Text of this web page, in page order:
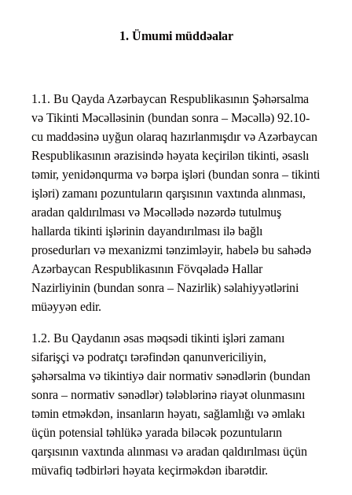
1. Ümumi müddəalar
1.1. Bu Qayda Azərbaycan Respublikasının Şəhərsalma
və Tikinti Məcəlləsinin (bundan sonra – Məcəllə) 92.10-
cu maddəsinə uyğun olaraq hazırlanmışdır və Azərbaycan
Respublikasının ərazisində həyata keçirilən tikinti, əsaslı
təmir, yenidənqurma və bərpa işləri (bundan sonra – tikinti
işləri) zamanı pozuntuların qarşısının vaxtında alınması,
aradan qaldırılması və Məcəllədə nəzərdə tutulmuş
hallarda tikinti işlərinin dayandırılması ilə bağlı
prosedurları və mexanizmi tənzimləyir, habelə bu sahədə
Azərbaycan Respublikasının Fövqəladə Hallar
Nazirliyinin (bundan sonra – Nazirlik) səlahiyyətlərini
müəyyən edir.
1.2. Bu Qaydanın əsas məqsədi tikinti işləri zamanı
sifarişçi və podratçı tərəfindən qanunvericiliyin,
şəhərsalma və tikintiyə dair normativ sənədlərin (bundan
sonra – normativ sənədlər) tələblərinə riayət olunmasını
təmin etməkdən, insanların həyatı, sağlamlığı və əmlakı
üçün potensial təhlükə yarada biləcək pozuntuların
qarşısının vaxtında alınması və aradan qaldırılması üçün
müvafiq tədbirləri həyata keçirməkdən ibarətdir.